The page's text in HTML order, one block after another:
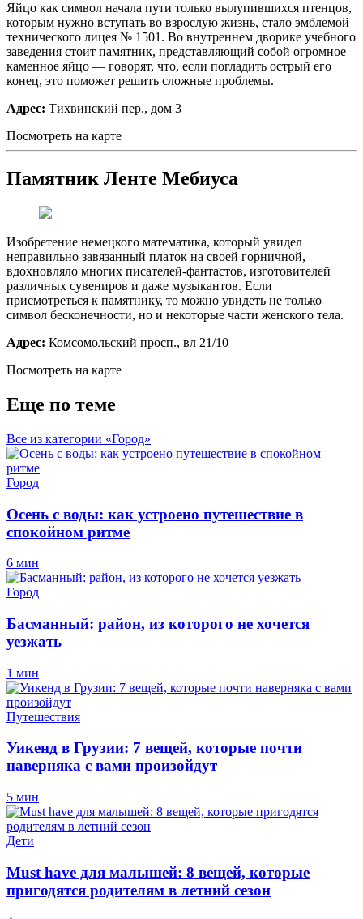
Яйцо как символ начала пути только вылупившихся птенцов,
которым нужно вступать во взрослую жизнь, стало эмблемой
технического лицея № 1501. Во внутреннем дворике учебного
заведения стоит памятник, представляющий собой огромное
каменное яйцо — говорят, что, если погладить острый его
конец, это поможет решить сложные проблемы.
Адрес: Тихвинский пер., дом 3
Посмотреть на карте
Памятник Ленте Мебиуса
Изобретение немецкого математика, который увидел
неправильно завязанный платок на своей горничной,
вдохновляло многих писателей-фантастов, изготовителей
различных сувениров и даже музыкантов. Если
присмотреться к памятнику, то можно увидеть не только
символ бесконечности, но и некоторые части женского тела.
Адрес: Комсомольский просп., вл 21/10
Посмотреть на карте
Еще по теме
Все из категории «Город»
Город
Осень с воды: как устроено путешествие в
спокойном ритме
6 мин
Город
Басманный: район, из которого не хочется
уезжать
1 мин
Путешествия
Уикенд в Грузии: 7 вещей, которые почти
наверняка с вами произойдут
5 мин
Дети
Must have для малышей: 8 вещей, которые
пригодятся родителям в летний сезон